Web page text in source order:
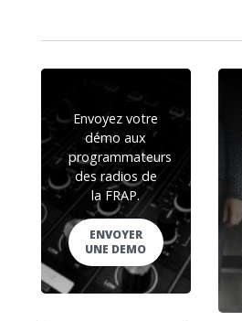
Envoyez votre
démo aux
programmateurs
des radios de
la FRAP.
ENVOYER
UNE DEMO